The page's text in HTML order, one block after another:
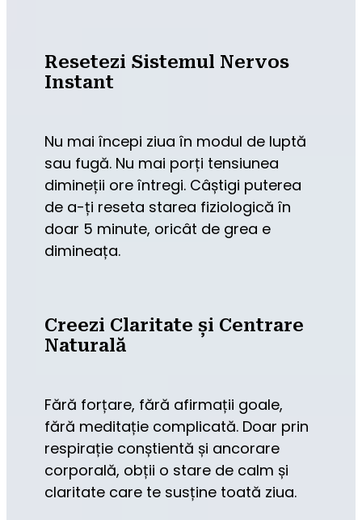
Resetezi Sistemul Nervos
Instant
Nu mai începi ziua în modul de luptă
sau fugă. Nu mai porți tensiunea
dimineții ore întregi. Câștigi puterea
de a-ți reseta starea fiziologică în
doar 5 minute, oricât de grea e
dimineața.
Creezi Claritate și Centrare
Naturală
Fără forțare, fără afirmații goale,
fără meditație complicată. Doar prin
respirație conștientă și ancorare
corporală, obții o stare de calm și
claritate care te susține toată ziua.